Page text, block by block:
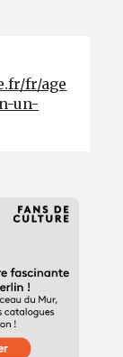
fr/age
un-